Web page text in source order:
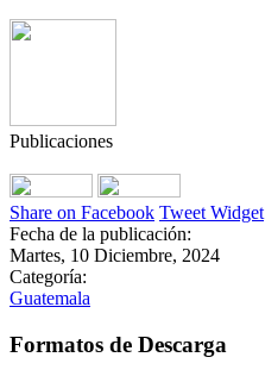
Publicaciones
Share on Facebook Tweet Widget
Fecha de la publicación:
Martes, 10 Diciembre, 2024
Categoría:
Guatemala
Formatos de Descarga